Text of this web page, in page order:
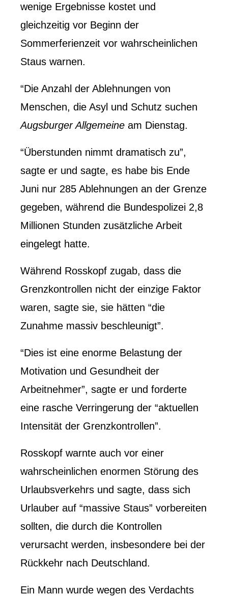
wenige Ergebnisse kostet und
gleichzeitig vor Beginn der
Sommerferienzeit vor wahrscheinlichen
Staus warnen.
“Die Anzahl der Ablehnungen von
Menschen, die Asyl und Schutz suchen
Augsburger Allgemeine am Dienstag.
“Überstunden nimmt dramatisch zu”,
sagte er und sagte, es habe bis Ende
Juni nur 285 Ablehnungen an der Grenze
gegeben, während die Bundespolizei 2,8
Millionen Stunden zusätzliche Arbeit
eingelegt hatte.
Während Rosskopf zugab, dass die
Grenzkontrollen nicht der einzige Faktor
waren, sagte sie, sie hätten “die
Zunahme massiv beschleunigt”.
“Dies ist eine enorme Belastung der
Motivation und Gesundheit der
Arbeitnehmer”, sagte er und forderte
eine rasche Verringerung der “aktuellen
Intensität der Grenzkontrollen”.
Rosskopf warnte auch vor einer
wahrscheinlichen enormen Störung des
Urlaubsverkehrs und sagte, dass sich
Urlauber auf “massive Staus” vorbereiten
sollten, die durch die Kontrollen
verursacht werden, insbesondere bei der
Rückkehr nach Deutschland.
Ein Mann wurde wegen des Verdachts